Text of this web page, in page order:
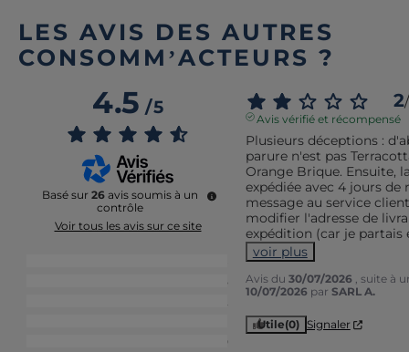
LES AVIS DES AUTRES
CONSOMM’ACTEURS ?
4.5/5
Basé sur 26 avis soumis à un
contrôle
Voir tous les avis sur ce site
5
0
2/
Avis vérifié et récompensé
Plusieurs déceptions :
parure n'est pas
Orange Brique. Ensuite,
expédiée avec 4 jours
message au service
modifier l'adresse de
expédition (car je partais
voir plus
Avis du 30/07/2026 , suite à
10/07/2026 par SARL A.
Utile(0) Signaler